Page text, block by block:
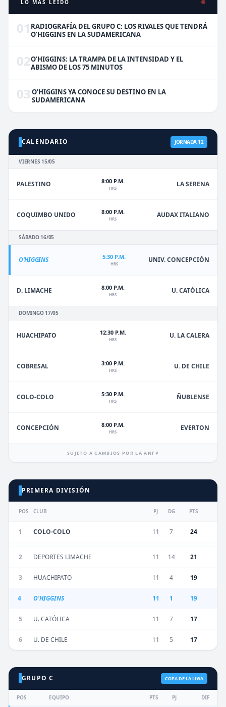
LO MÁS LEÍDO
01 RADIOGRAFÍA DEL GRUPO C: LOS RIVALES QUE TENDRÁ
O'HIGGINS EN LA SUDAMERICANA
02O'HIGGINS: LA TRAMPA DE LA INTENSIDAD Y EL
ABISMO DE LOS 75 MINUTOS
03 O'HIGGINS YA CONOCE SU DESTINO EN LA
SUDAMERICANA
CALENDARIO JORNADA 12
VIERNES 15/05
PALESTINO 8:00 P.M.
HRS LA SERENA
COQUIMBO UNIDO 8:00 P.M.
HRS AUDAX ITALIANO
SÁBADO 16/05
O'HIGGINS 5:30 P.M.
HRS UNIV. CONCEPCIÓN
D. LIMACHE 8:00 P.M.
HRS U. CATÓLICA
DOMINGO 17/05
HUACHIPATO 12:30 P.M.
HRS U. LA CALERA
COBRESAL 3:00 P.M.
HRS U. DE CHILE
COLO-COLO 5:30 P.M.
HRS ÑUBLENSE
CONCEPCIÓN 8:00 P.M.
HRS EVERTON
SUJETO A CAMBIOS POR LA ANFP
PRIMERA DIVISIÓN
POS CLUB PJ DG PTS
1 COLO-COLO 11 7 24
2 DEPORTES LIMACHE 11 14 21
3 HUACHIPATO 11 4 19
4 O'HIGGINS 11 1 19
5 U. CATÓLICA 11 7 17
6 U. DE CHILE 11 5 17
GRUPO C COPA DE LA LIGA
POS EQUIPO PTS PJ DIF